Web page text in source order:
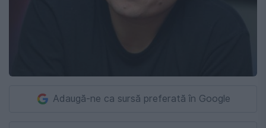
Adaugă-ne ca sursă preferată în Google